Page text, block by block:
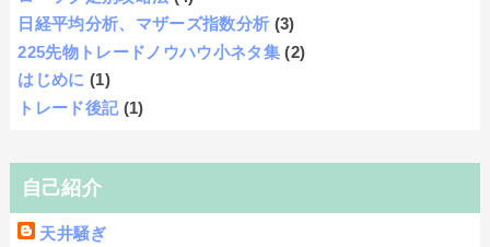
日経平均分析、マザーズ指数分析 (3)
225先物トレードノウハウ小ネタ集 (2)
はじめに (1)
トレード後記 (1)
自己紹介
天井騒ぎ